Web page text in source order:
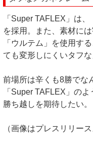
「Super TAFLEX」は
を採用。また、素材に
「ウルテム」を使用す
ても変形しにくいタフな
前場所は辛くも8勝でな
「Super TAFLEX」の
勝ち越しを期待したい。
（画像はプレスリリース